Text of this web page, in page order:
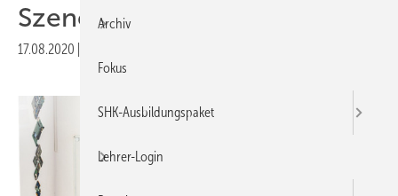
Szene
17.08.2020
Archiv
Fokus
SHK-Ausbildungspaket
Lehrer-Login